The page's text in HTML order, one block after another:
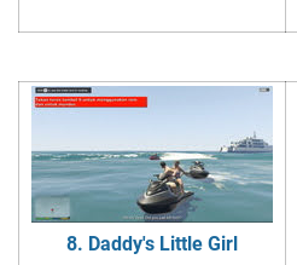
8. Daddy's Little Girl